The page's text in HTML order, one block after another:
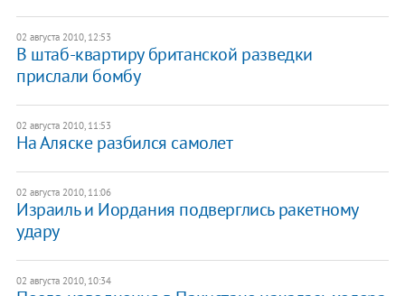
02 августа 2010, 12:53
В штаб-квартиру британской разведки
прислали бомбу
02 августа 2010, 11:53
На Аляске разбился самолет
02 августа 2010, 11:06
Израиль и Иордания подверглись ракетному
удару
02 августа 2010, 10:34